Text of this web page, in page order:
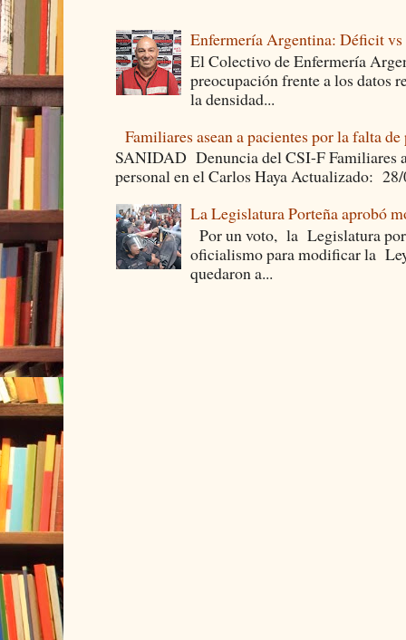
Enfermería Argentina: Déficit
El Colectivo de Enfermería
preocupación frente a los datos
la densidad...
Familiares asean a pacientes por la falta
SANIDAD Denuncia del CSI-F Familiares
personal en el Carlos Haya Actualizado:
La Legislatura Porteña aprobó
Por un voto, la Legislatura
oficialismo para modificar la
quedaron a...